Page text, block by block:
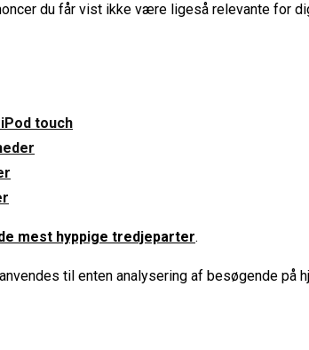
du får vist ikke være ligeså relevante for
touch
mest hyppige tredjeparter.
til enten analysering af besøgende på